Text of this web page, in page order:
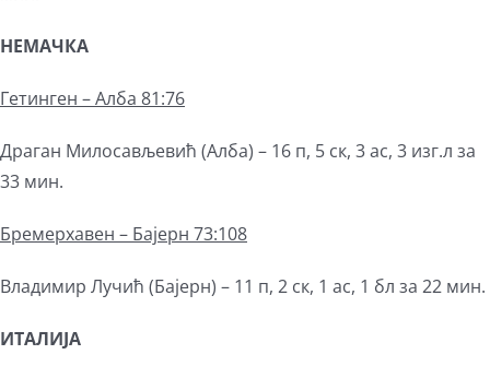
НЕМАЧКА
Гетинген – Алба 81:76
Драган Милосављевић (Алба) – 16 п, 5 ск, 3 ас, 3 изг.л за
33 мин.
Бремерхавен – Бајерн 73:108
Владимир Лучић (Бајерн) – 11 п, 2 ск, 1 ас, 1 бл за 22 мин.
ИТАЛИЈА